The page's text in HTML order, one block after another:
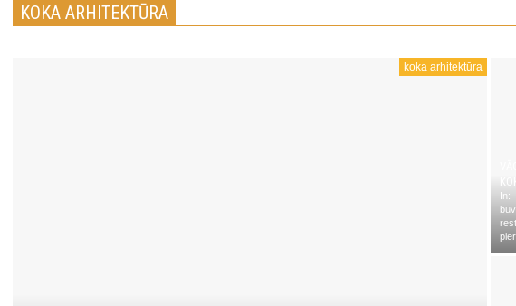
KOKA ARHITEKTŪRA
koka arhitektūra
In: